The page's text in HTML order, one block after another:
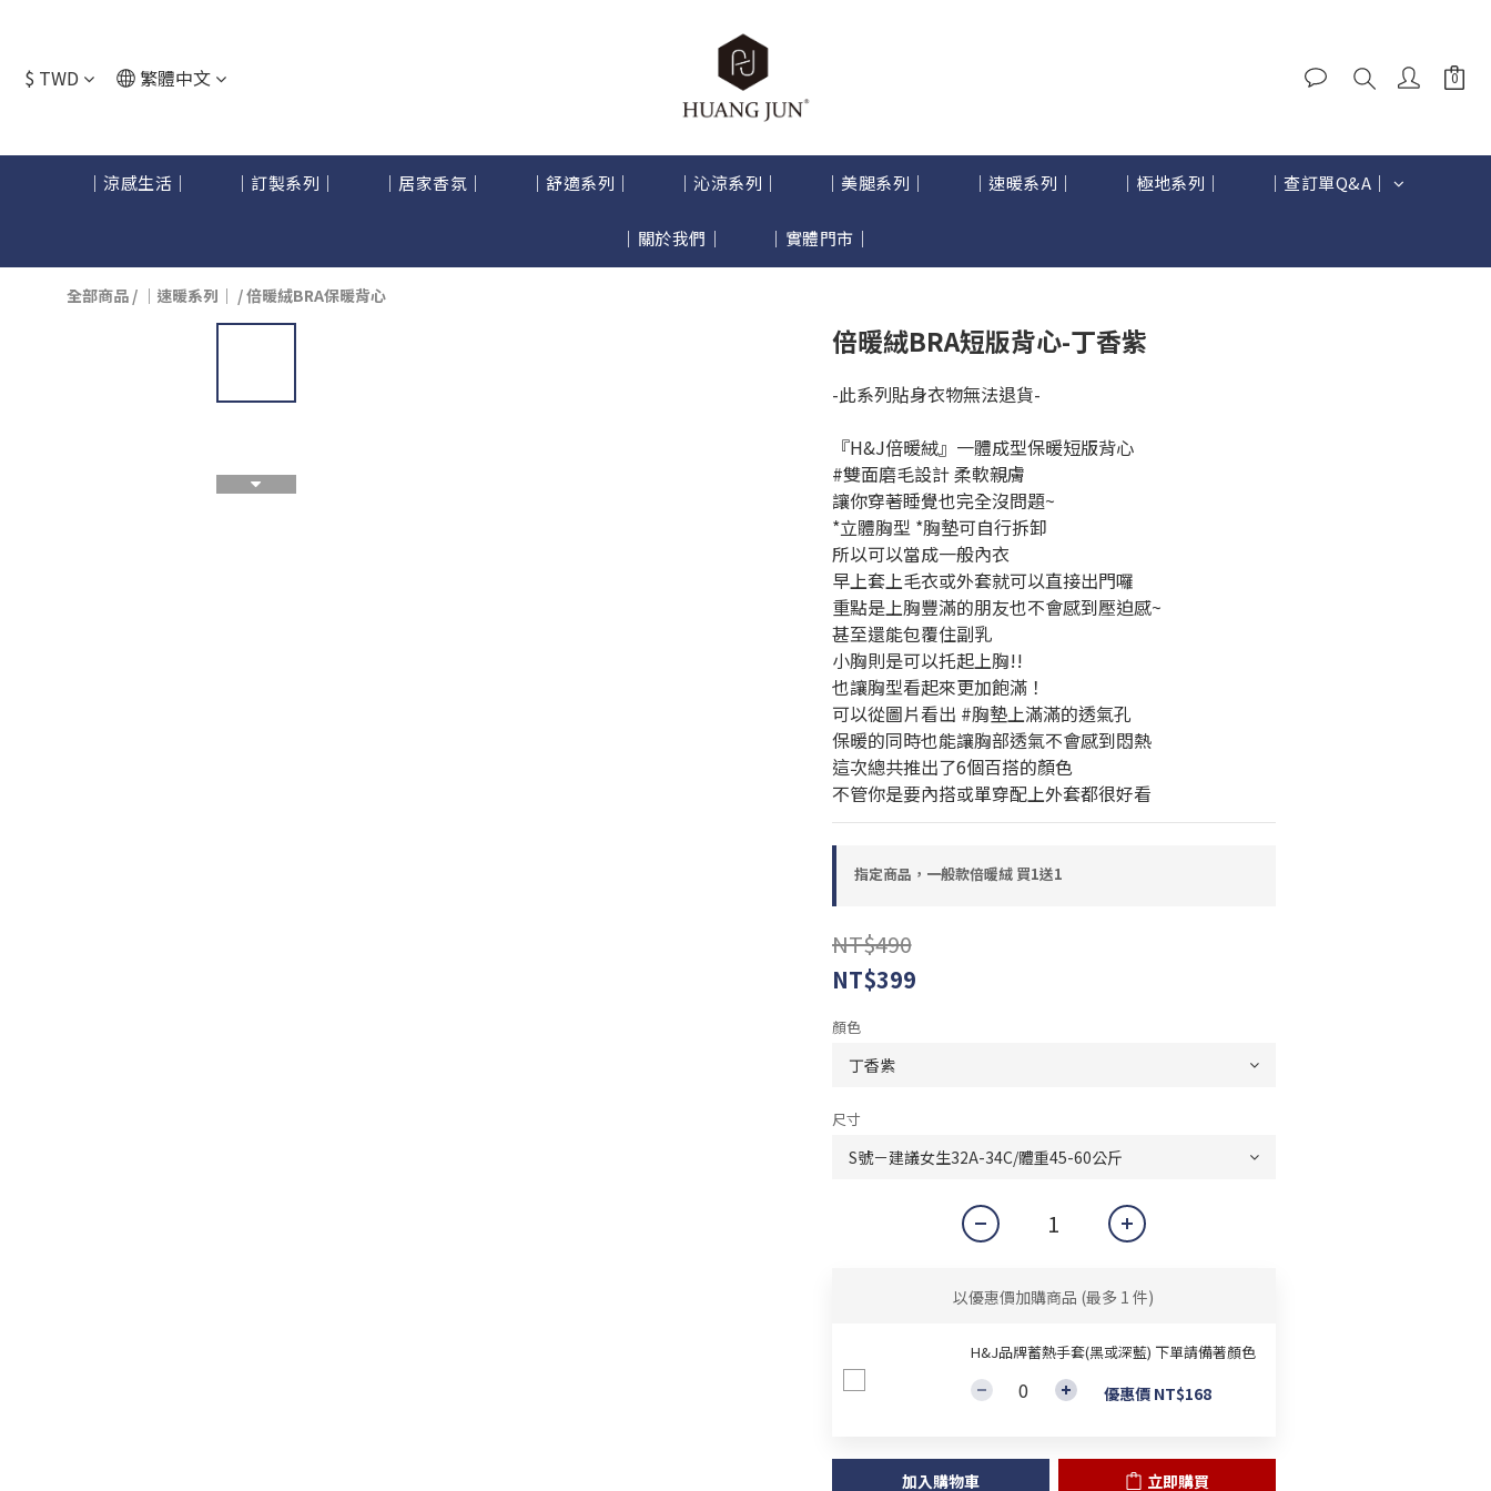
$ TWD 繁體中文
｜涼感生活｜ ｜訂製系列｜ ｜居家香氛｜ ｜舒適系列｜ ｜沁涼系列｜ ｜美腿系列｜ ｜速暖系列｜ ｜極地系列｜ ｜查訂單Q&A｜
｜關於我們｜ ｜實體門市｜
全部商品 / ｜速暖系列｜ /倍暖絨BRA保暖背心
倍暖絨BRA短版背心-丁香紫
-此系列貼身衣物無法退貨-
『H&J倍暖絨』一體成型保暖短版背心
#雙面磨毛設計 柔軟親膚
讓你穿著睡覺也完全沒問題~
*立體胸型 *胸墊可自行拆卸
所以可以當成一般內衣
早上套上毛衣或外套就可以直接出門囉
重點是上胸豐滿的朋友也不會感到壓迫感~
甚至還能包覆住副乳
小胸則是可以托起上胸!!
也讓胸型看起來更加飽滿！
可以從圖片看出 #胸墊上滿滿的透氣孔
保暖的同時也能讓胸部透氣不會感到悶熱
這次總共推出了6個百搭的顏色
不管你是要內搭或單穿配上外套都很好看
指定商品，一般款倍暖絨 買1送1
NT$490
NT$399
顏色
尺寸
以優惠價加購商品 (最多 1 件)
H&J品牌蓄熱手套(黑或深藍) 下單請備著顏色
優惠價 NT$168
加入購物車 立即購買